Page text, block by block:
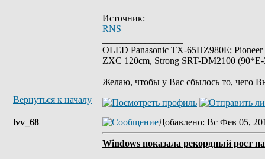
Источник:
RNS
OLED Panasonic TX-65HZ980E;
ZXC 120cm, Strong SRT-DM2100
Желаю, чтобы у Вас сбылось то, чего
Вернуться к началу
lvv_68 Добавлено: Вс Фев 05,
Windows показала рекордный рост